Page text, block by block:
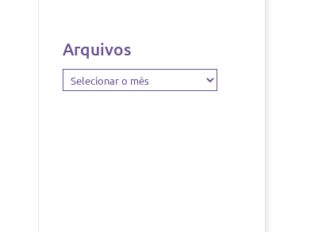
Arquivos
Arquivos